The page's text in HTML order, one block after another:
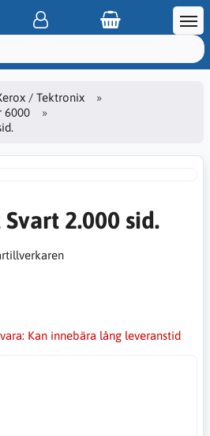
/ Tektronix
6000
2.000 sid.
Kan innebära lång leveranstid